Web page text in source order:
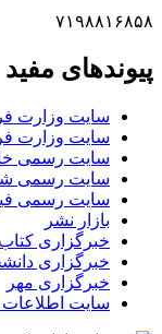
۷۱۹۸۸۱۶۸۵۸
پیوندهای مفید
سایت وزارت
سایت وزارت
سایت رسمی
سایت رسمی
سایت رسمی
بازار نشر
خبرگزاری کتاب
خبرگزاری
خبرگزاری مهر
سایت